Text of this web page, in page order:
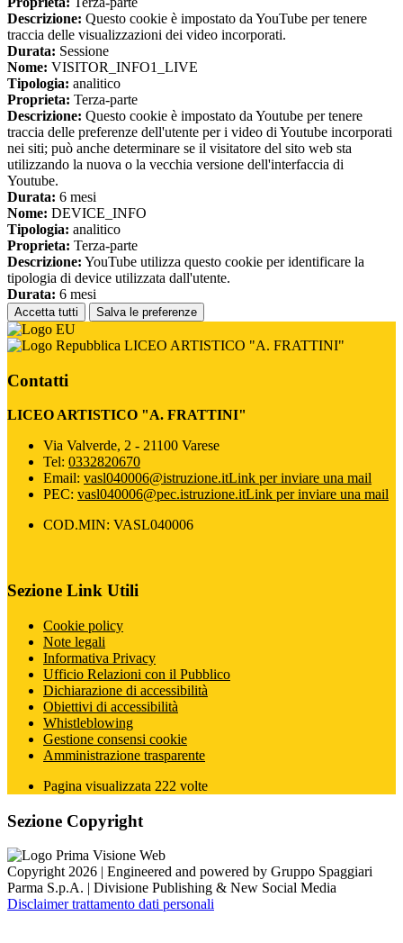
Descrizione: Questo cookie è impostato da YouTube per tenere
traccia delle visualizzazioni dei video incorporati.
Durata: Sessione
Nome: VISITOR_INFO1_LIVE
Tipologia: analitico
Proprieta: Terza-parte
Descrizione: Questo cookie è impostato da Youtube per tenere
traccia delle preferenze dell'utente per i video di Youtube incorporati
nei siti; può anche determinare se il visitatore del sito web sta
utilizzando la nuova o la vecchia versione dell'interfaccia di
Youtube.
Durata: 6 mesi
Nome: DEVICE_INFO
Tipologia: analitico
Proprieta: Terza-parte
Descrizione: YouTube utilizza questo cookie per identificare la
tipologia di device utilizzata dall'utente.
Durata: 6 mesi
Accetta tutti Salva le preferenze
LICEO ARTISTICO "A. FRATTINI"
Contatti
LICEO ARTISTICO "A. FRATTINI"
Via Valverde, 2 - 21100 Varese
Tel: 0332820670
Email: vasl040006@istruzione.itLink per inviare una mail
PEC: vasl040006@pec.istruzione.itLink per inviare una mail
COD.MIN: VASL040006
Sezione Link Utili
Cookie policy
Note legali
Informativa Privacy
Ufficio Relazioni con il Pubblico
Dichiarazione di accessibilità
Obiettivi di accessibilità
Whistleblowing
Gestione consensi cookie
Amministrazione trasparente
Pagina visualizzata 222 volte
Sezione Copyright
Copyright 2026 | Engineered and powered by Gruppo Spaggiari
Parma S.p.A. | Divisione Publishing & New Social Media
Disclaimer trattamento dati personali